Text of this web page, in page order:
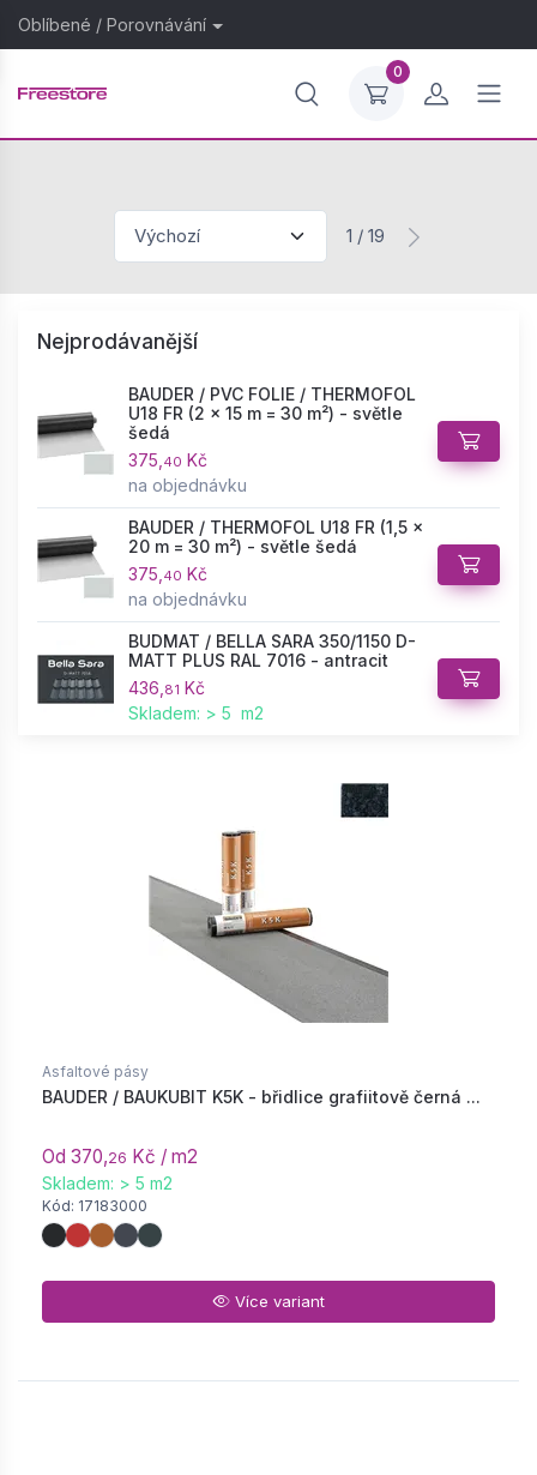
Oblíbené / Porovnávání
0
1 / 19
Nejprodávanější
BAUDER / PVC FOLIE / THERMOFOL
U18 FR (2 × 15 m = 30 m²) - světle
šedá
375, 40 Kč
na objednávku
BAUDER / THERMOFOL U18 FR (1,5 ×
20 m = 30 m²) - světle šedá
375, 40 Kč
na objednávku
BUDMAT / BELLA SARA 350/1150 D-
MATT PLUS RAL 7016 - antracit
436, 81 Kč
Skladem: > 5 m2
Asfaltové pásy
BAUDER / BAUKUBIT K5K - břidlice grafiitově černá ...
Od 370,26 Kč / m2
Skladem: > 5 m2
Kód: 17183000
Více variant